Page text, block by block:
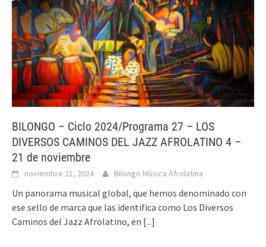
BILONGO – Ciclo 2024/Programa 27 – LOS
DIVERSOS CAMINOS DEL JAZZ AFROLATINO 4 –
21 de noviembre
noviembre 21, 2024 Bilongo Música Afrolatina
Un panorama musical global, que hemos denominado con
ese sello de marca que las identifica como Los Diversos
Caminos del Jazz Afrolatino, en [...]